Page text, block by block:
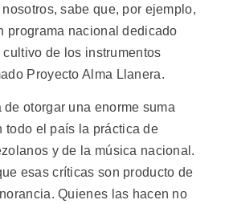
sabe que, por ejemplo,
programa nacional dedicado
de los instrumentos
Proyecto Alma Llanera.
de otorgar una enorme suma
todo el país la práctica de
y de la música nacional.
esas críticas son producto de
Quienes las hacen no